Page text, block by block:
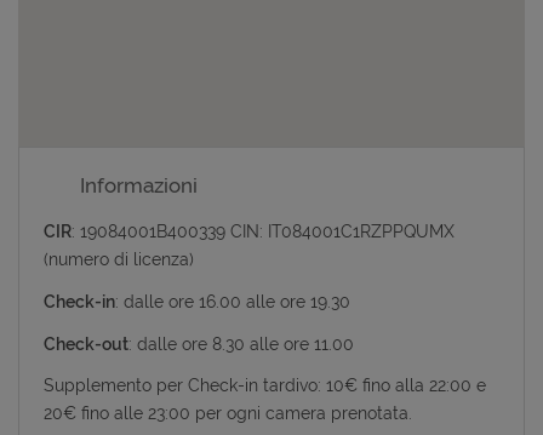
Informazioni
CIR: 19084001B400339 CIN: IT084001C1RZPPQUMX
(numero di licenza)
Check-in: dalle ore 16.00 alle ore 19.30
Check-out: dalle ore 8.30 alle ore 11.00
Supplemento per Check-in tardivo: 10€ fino alla 22:00 e
20€ fino alle 23:00 per ogni camera prenotata.